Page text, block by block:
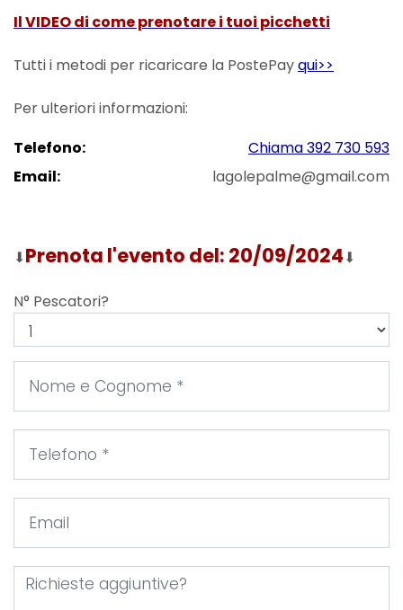
Il VIDEO di come prenotare i tuoi picchetti
Tutti i metodi per ricaricare la PostePayqui>>
Per ulteriori informazioni:
Telefono:
Chiama 392 730 593
Email:
lagolepalme@gmail.com
⬇Prenota l'evento del: 20/09/2024⬇
N° Pescatori?